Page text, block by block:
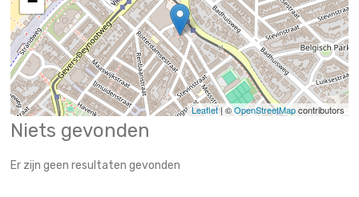
Leaflet| ©OpenStreetMapcontributors
Niets gevonden
Er zijn geen resultaten gevonden